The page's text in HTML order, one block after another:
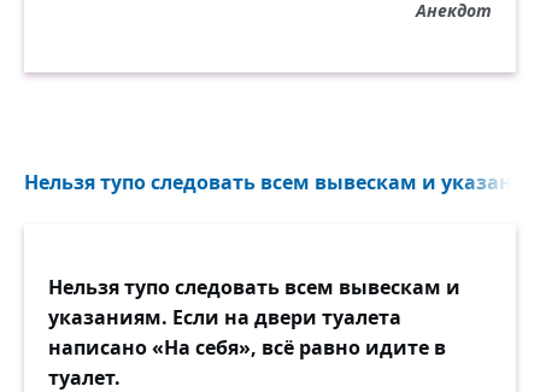
Анекдот
Нельзя тупо следовать всем вывескам и
Нельзя тупо следовать всем вывескам и
указаниям. Если на двери туалета
написано «На себя», всё равно идите в
туалет.